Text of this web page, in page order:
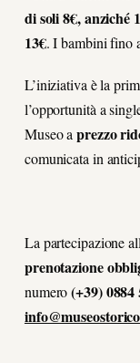
di soli 8€, anziché
13€. I bambini fino
L’iniziativa è la
l’opportunità a
Museo aprezzo
comunicata in
La partecipazione
prenotazione
numero(+39) 0884